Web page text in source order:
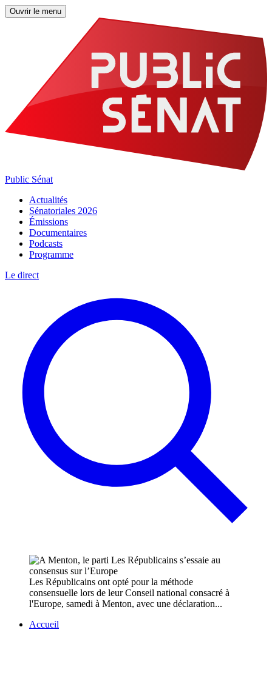
Ouvrir le menu
Public Sénat
Actualités
Sénatoriales 2026
Émissions
Documentaires
Podcasts
Programme
Le direct
Les Républicains ont opté pour la méthode
consensuelle lors de leur Conseil national consacré à
l'Europe, samedi à Menton, avec une déclaration...
Accueil